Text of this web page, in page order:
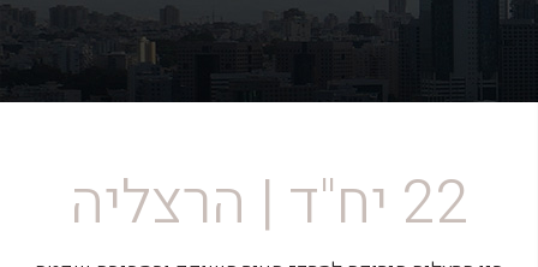
22 יח"ד | הרצליה